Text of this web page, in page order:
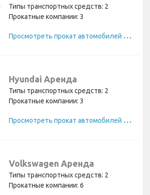
Типы транспортных средств: 2
Прокатные компании: 3
П
росмотреть прокат автомобилей Cadillac
Hyundai Аренда
Типы транспортных средств: 2
Прокатные компании: 3
П
росмотреть прокат автомобилей Hyundai
Volkswagen Аренда
Типы транспортных средств: 2
Прокатные компании: 6